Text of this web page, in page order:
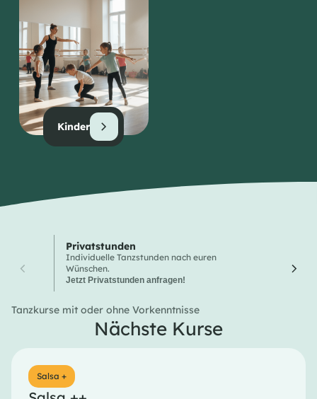
Kinder
Privatstunden
Individuelle Tanzstunden nach euren
Wünschen.
Jetzt Privatstunden anfragen!
Tanzkurse mit oder ohne Vorkenntnisse
Nächste Kurse
Salsa +